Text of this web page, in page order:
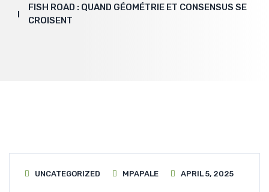
FISH ROAD : QUAND GÉOMÉTRIE ET CONSENSUS SE
CROISENT
UNCATEGORIZED MPAPALE APRIL 5, 2025